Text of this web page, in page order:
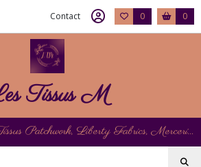
Contact 0 0
Tissus M
Boutique en ligne de Tissus Patchwork, Liberty Fabrics, Mercerie et Matériel de Point de Croix